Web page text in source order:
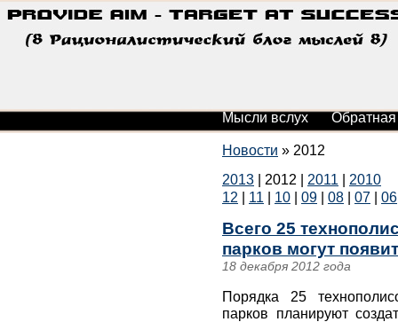
Мысли вслух Обратная
Новости » 2012
2013
2012 2011
2010
12
11 10 09 08 07 06
Всего 25
парков могут
18 декабря 2012 года
Порядка 25
парков планируют